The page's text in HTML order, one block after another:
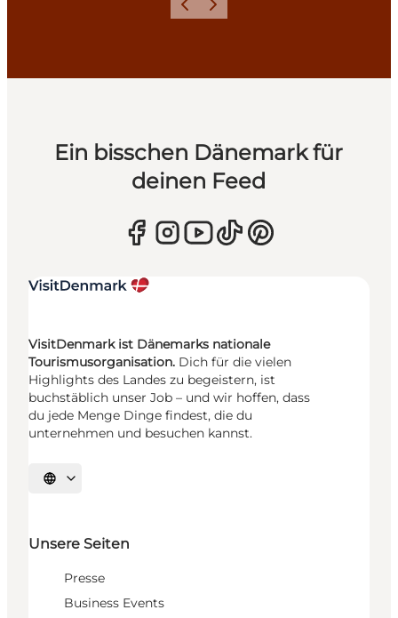
ZurückWeiter
Ein bisschen Dänemark für
deinen Feed
VisitDenmark ist Dänemarks nationale
Tourismusorganisation. Dich für die vielen
Highlights des Landes zu begeistern, ist
buchstäblich unser Job – und wir hoffen, dass
du jede Menge Dinge findest, die du
unternehmen und besuchen kannst.
Sprache auswählen
Unsere Seiten
Presse
Business Events